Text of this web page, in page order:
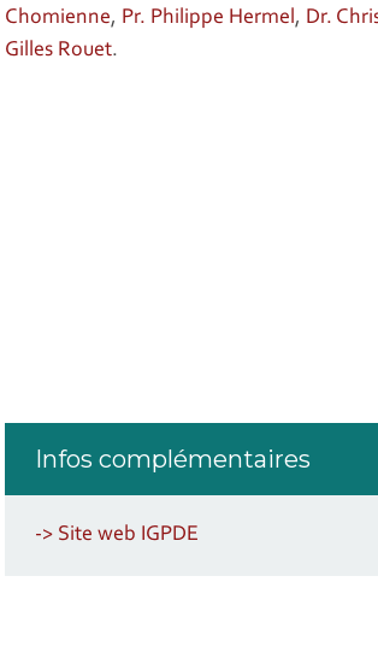
Chomienne, Pr. Philippe Hermel, Dr.
Gilles Rouet.
Infos complémentaires
-> Site web IGPDE